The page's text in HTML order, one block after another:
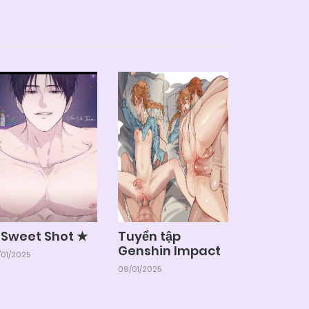
Shot ★
2025
Tuyển tập
Genshin Impact
09/01/2025